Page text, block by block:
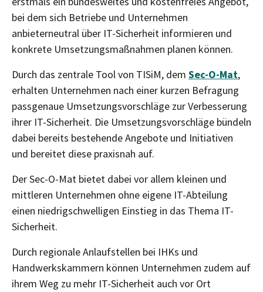
bei dem sich Betriebe und Unternehmen
anbieterneutral über IT-Sicherheit informieren und
konkrete Umsetzungsmaßnahmen planen können.
Durch das zentrale Tool von TISiM, dem Sec-O-Mat,
erhalten Unternehmen nach einer kurzen Befragung
passgenaue Umsetzungsvorschläge zur Verbesserung
ihrer IT-Sicherheit. Die Umsetzungsvorschläge bündeln
dabei bereits bestehende Angebote und Initiativen
und bereitet diese praxisnah auf.
Der Sec-O-Mat bietet dabei vor allem kleinen und
mittleren Unternehmen ohne eigene IT-Abteilung
einen niedrigschwelligen Einstieg in das Thema IT-
Sicherheit.
Durch regionale Anlaufstellen bei IHKs und
Handwerkskammern können Unternehmen zudem auf
ihrem Weg zu mehr IT-Sicherheit auch vor Ort